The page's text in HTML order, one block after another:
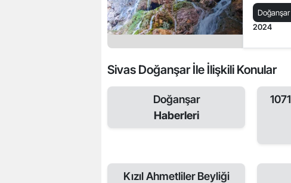
2024
Sivas Doğanşar İle İlişkili Konular
Doğanşar
Haberleri
Kızıl Ahmetliler Beyliği